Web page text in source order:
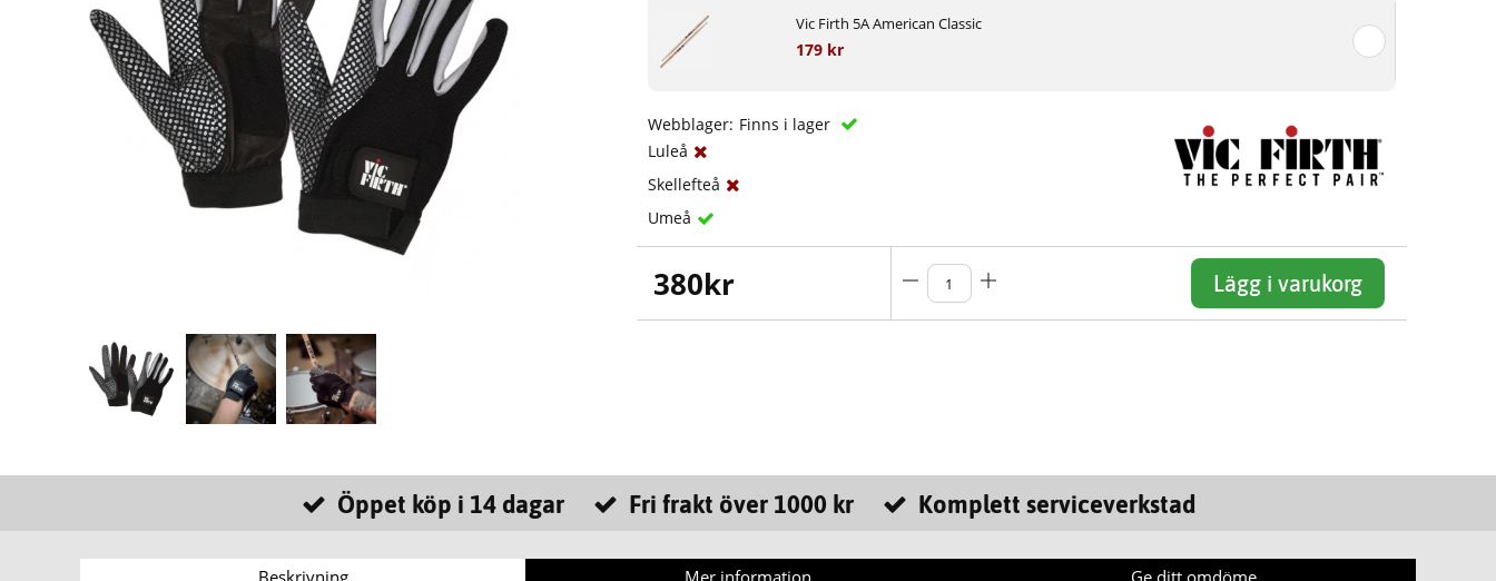
Vic Firth 5A American Classic
179 kr
Webblager: Finns i lager
Luleå
Skellefteå
Umeå
380kr Lägg i varukorg
Öppet köp i 14 dagar Fri frakt över 1000 kr Komplett serviceverkstad